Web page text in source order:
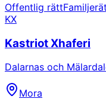
Offentlig rätt
KX
Kastriot Xhaferi
Dalarnas och
Mora